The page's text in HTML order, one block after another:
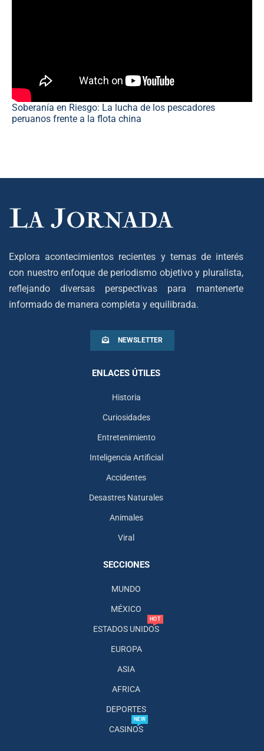
Soberanía en Riesgo: La lucha de los pescadores
peruanos frente a la flota china
Explora acontecimientos recientes y temas de interés
con nuestro enfoque de periodismo objetivo y pluralista,
reflejando diversas perspectivas para mantenerte
informado de manera completa y equilibrada.
NEWSLETTER
ENLACES ÚTILES
Historia
Curiosidades
Entretenimiento
Inteligencia Artificial
Accidentes
Desastres Naturales
Animales
Viral
SECCIONES
MUNDO
MÉXICO
ESTADOS UNIDOS
HOT
EUROPA
ASIA
AFRICA
DEPORTES
CASINOS
NEW